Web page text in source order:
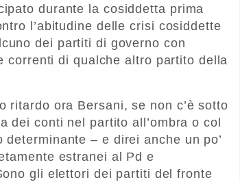
durante la cosiddetta prima
l’abitudine delle crisi cosiddette
dei partiti di governo con
correnti di qualche altro partito della
ritardo ora Bersani, se non c’è sotto
dei conti nel partito all’ombra o col
– e direi anche un po’
estranei al Pd e
gli elettori dei partiti del fronte